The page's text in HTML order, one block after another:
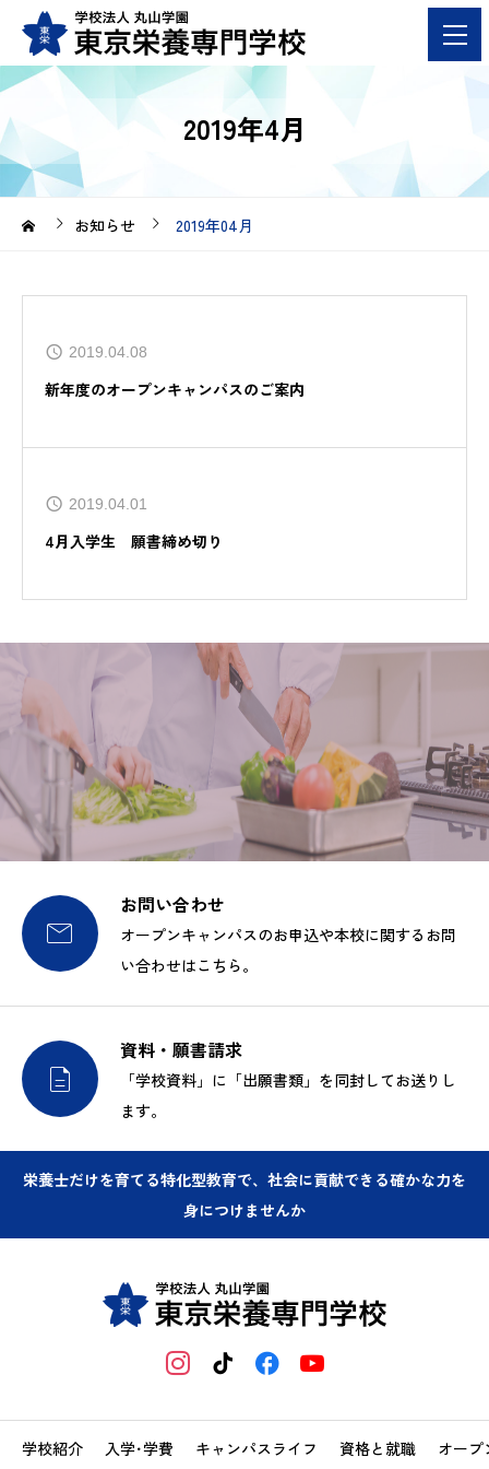
2019年4月
お知らせ 2019年04月
2019.04.08
新年度のオープンキャンパスのご案内
2019.04.01
4月入学生 願書締め切り

お問い合わせ
オープンキャンパスのお申込や本校に関するお問
い合わせはこちら。

資料・願書請求
「学校資料」に「出願書類」を同封してお送りし
ます。
栄養士だけを育てる特化型教育で、社会に貢献できる確かな力を
身につけませんか
学校紹介 入学･学費 キャンパスライフ 資格と就職 オープ